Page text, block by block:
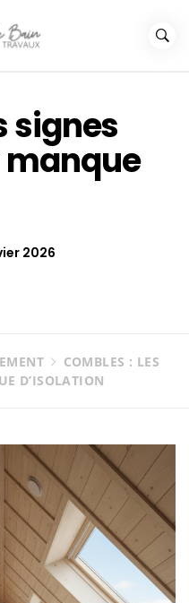
signes
2026
COMBLES : LES
D’ISOLATION